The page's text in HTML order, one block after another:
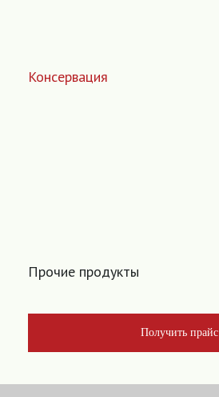
Консервация
Прочие продукты
Получить прайс